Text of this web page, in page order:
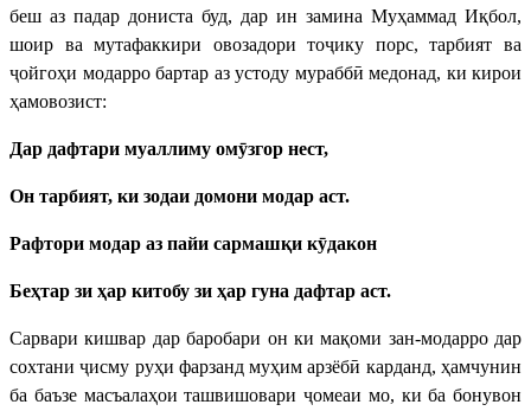
беш аз падар дониста буд, дар ин замина Муҳаммад Иқбол,
шоир ва мутафаккири овозадори тоҷику порс, тарбият ва
ҷойгоҳи модарро бартар аз устоду мураббӣ медонад, ки кирои
ҳамовозист:
Дар дафтари муаллиму омӯзгор нест,
Он тарбият, ки зодаи домони модар аст.
Рафтори модар аз пайи сармашқи кӯдакон
Беҳтар зи ҳар китобу зи ҳар гуна дафтар аст.
Сарвари кишвар дар баробари он ки мақоми зан-модарро дар
сохтани ҷисму руҳи фарзанд муҳим арзёбӣ карданд, ҳамчунин
ба баъзе масъалаҳои ташвишовари ҷомеаи мо, ки ба бонувон